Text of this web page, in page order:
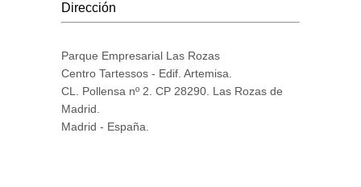
Dirección
Parque Empresarial Las Rozas
Centro Tartessos - Edif. Artemisa.
CL. Pollensa nº 2. CP 28290. Las Rozas de
Madrid.
Madrid - España.